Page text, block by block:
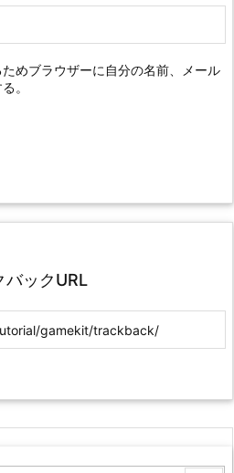
めブラウザーに自分の名前、メール
。
バックURL